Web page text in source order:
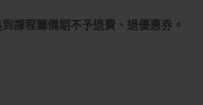
課程籌備期不予退費、退優惠券。